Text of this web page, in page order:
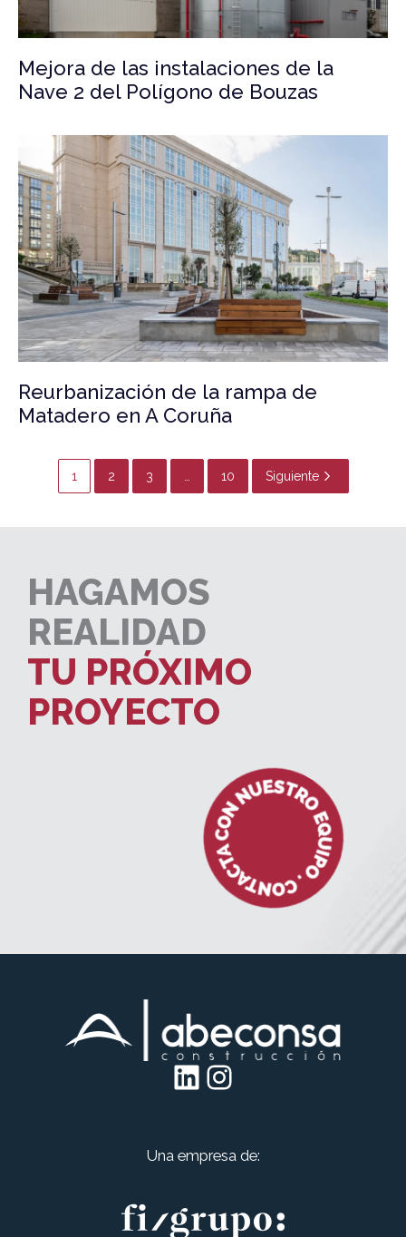
Mejora de las instalaciones de la
Nave 2 del Polígono de Bouzas
Reurbanización de la rampa de
Matadero en A Coruña
1 2 3 10 Siguiente
HAGAMOS
REALIDAD
TU PRÓXIMO
PROYECTO
LinkedIn Instagram
Una empresa de: